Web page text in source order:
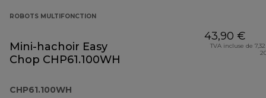
ROBOTS MULTIFONCTION
Mini-hachoir Easy
Chop CHP61.100WH
CHP61.100WH
43,90 €
TVA incluse de